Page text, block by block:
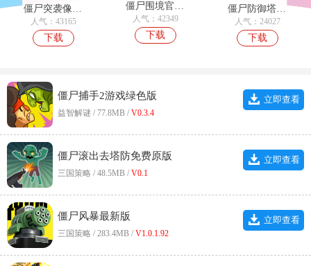
僵尸突袭像素战争官方版
人气：43165
下载
僵尸围境官方最新版
人气：42349
下载
僵尸防御塔防安卓官方版
人气：24027
下载
僵尸捕手2游戏绿色版
益智解谜 / 77.8MB / V0.3.4
立即查看
僵尸滚出去塔防免费原版
三国策略 / 48.5MB / V0.1
立即查看
僵尸风暴最新版
三国策略 / 283.4MB / V1.0.1.92
立即查看